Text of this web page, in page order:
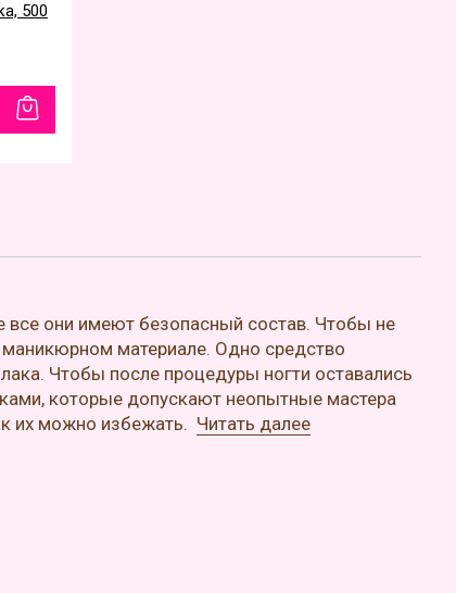
500
все они имеют безопасный состав. Чтобы не
материале. Одно средство
Чтобы после процедуры ногти оставались
которые допускают неопытные мастера
их можно избежать. Читать далее